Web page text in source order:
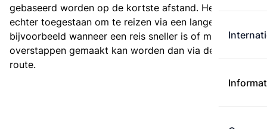
gebaseerd worden op de kortste afstand. Het is
echter toegestaan om te reizen via een langere route,
bijvoorbeeld wanneer een reis sneller is of met minder
overstappen gemaakt kan worden dan via de kortste
route.